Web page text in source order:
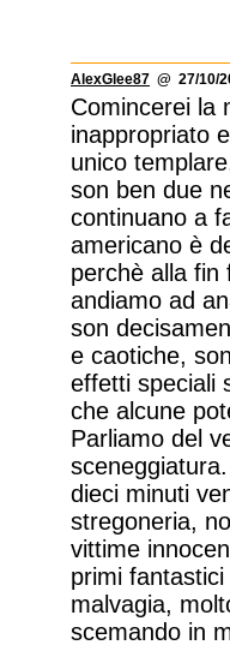
AlexGlee87 @ 27/10/
Comincerei la
inappropriato
unico
son ben due
continuano a
americano è
perchè alla fin
andiamo ad
son
e caotiche,
effetti speciali
che alcune
Parliamo del
dieci minuti
stregoneria,
vittime
primi
malvagia,
scemando in